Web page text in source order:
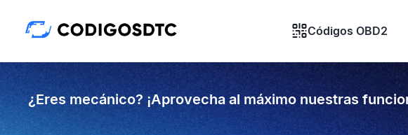
Códigos OBD2
¿Eres mecánico? ¡Aprovecha al máximo nuestras